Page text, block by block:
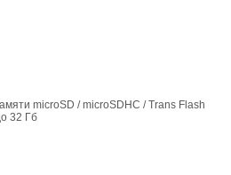
microSD / microSDHC / Trans Flash
32 Гб